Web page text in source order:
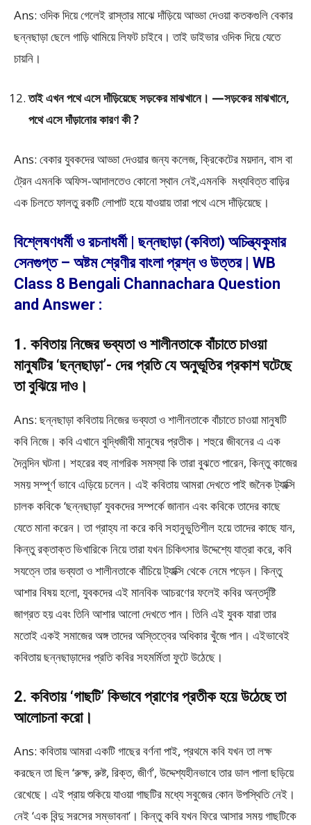
Ans: ওদিক দিয়ে গেলেই রাস্তার মাঝে দাঁড়িয়ে আড্ডা দেওয়া কতকগুলি বেকার
ছন্নছাড়া ছেলে গাড়ি থামিয়ে লিফট চাইবে। তাই ডাইভার ওদিক দিয়ে যেতে
চায়নি।
তাই এখন পথে এসে দাঁড়িয়েছে সড়কের মাঝখানে। —সড়কের মাঝখানে,
পথে এসে দাঁড়ানোর কারণ কী ?
Ans: বেকার যুবকদের আড্ডা দেওয়ার জন্য কলেজ, ক্রিকেটের ময়দান, বাস বা
ট্রেন এমনকি অফিস-আদালতেও কোনো স্থান নেই,এমনকি মধ্যবিত্ত বাড়ির
এক চিলতে ফালতু রকটি লোপাট হয়ে যাওয়ায় তারা পথে এসে দাঁড়িয়েছে।
বিশ্লেষণধর্মী ও রচনাধর্মী | ছন্নছাড়া (কবিতা) অচিন্ত্যকুমার
সেনগুপ্ত – অষ্টম শ্রেণীর বাংলা প্রশ্ন ও উত্তর | WB
Class 8 Bengali Channachara Question
and Answer :
1. কবিতায় নিজের ভব্যতা ও শালীনতাকে বাঁচাতে চাওয়া
মানুষটির ‘ছন্নছাড়া’- দের প্রতি যে অনুভূতির প্রকাশ ঘটেছে
তা বুঝিয়ে দাও।
Ans: ছন্নছাড়া কবিতায় নিজের ভব্যতা ও শালীনতাকে বাঁচাতে চাওয়া মানুষটি
কবি নিজে। কবি এখানে বুদ্ধিজীবী মানুষের প্রতীক। শহুরে জীবনের এ এক
দৈনন্দিন ঘটনা। শহরের বহু নাগরিক সমস্যা কি তারা বুঝতে পারেন, কিন্তু কাজের
সময় সম্পূর্ণ ভাবে এড়িয়ে চলেন। এই কবিতায় আমরা দেখতে পাই জনৈক ট্যাক্সি
চালক কবিকে ‘ছন্নছাড়া’ যুবকদের সম্পর্কে জানান এবং কবিকে তাদের কাছে
যেতে মানা করেন। তা গ্রাহ্য না করে কবি সহানুভুতিশীল হয়ে তাদের কাছে যান,
কিন্তু রক্তাক্ত ভিখারিকে নিয়ে তারা যখন চিকিৎসার উদ্দেশ্যে যাত্রা করে, কবি
সযত্নে তার ভব্যতা ও শালীনতাকে বাঁচিয়ে ট্যাক্সি থেকে নেমে পড়েন। কিন্তু
আশার বিষয় হলো, যুবকদের এই মানবিক আচরণের ফলেই কবির অন্তর্দৃষ্টি
জাগ্রত হয় এবং তিনি আশার আলো দেখতে পান। তিনি এই যুবক যারা তার
মতোই একই সমাজের অঙ্গ তাদের অস্তিত্বের অধিকার খুঁজে পান। এইভাবেই
কবিতায় ছন্নছাড়াদের প্রতি কবির সহমর্মিতা ফুটে উঠেছে।
2. কবিতায় ‘গাছটি’ কিভাবে প্রাণের প্রতীক হয়ে উঠেছে তা
আলোচনা করো।
Ans: কবিতায় আমরা একটি গাছের বর্ণনা পাই, প্রথমে কবি যখন তা লক্ষ
করছেন তা ছিল ‘রুক্ষ, রুষ্ট, রিক্ত, জীর্ণ’, উদ্দেশ্যহীনভাবে তার ডাল পালা ছড়িয়ে
রেখেছে। এই প্রায় শুকিয়ে যাওয়া গাছটির মধ্যে সবুজের কোন উপস্থিতি নেই।
নেই ‘এক বিন্দু সরসের সম্ভাবনা’। কিন্তু কবি যখন ফিরে আসার সময় গাছটিকে